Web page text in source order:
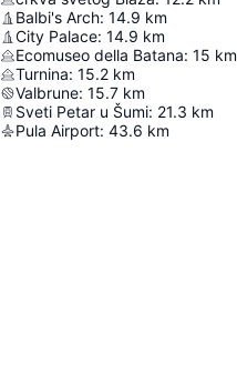
Balbi's Arch: 14.9 km
City Palace: 14.9 km
Ecomuseo della Batana: 15 km
Turnina: 15.2 km
Valbrune: 15.7 km
Sveti Petar u Šumi: 21.3 km
Pula Airport: 43.6 km